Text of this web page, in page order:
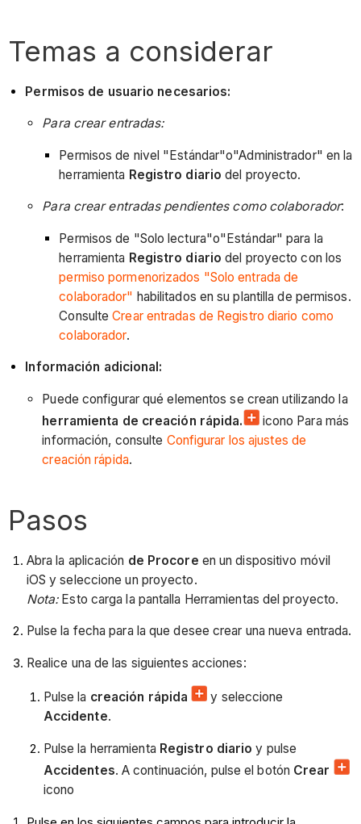
Temas a considerar
Permisos de usuario necesarios:
Para crear entradas:
Permisos de nivel "Estándar"o"Administrador" en la
herramienta Registro diario del proyecto.
Para crear entradas pendientes como colaborador:
Permisos de "Solo lectura"o"Estándar" para la
herramienta Registro diario del proyecto con los
permiso pormenorizados "Solo entrada de
colaborador" habilitados en su plantilla de permisos.
ConsulteCrear entradas de Registro diario como
colaborador.
Información adicional:
Puede configurar qué elementos se crean utilizando la
herramienta de creación rápida.
icono Para más
información, consulte Configurar los ajustes de
creación rápida.
Pasos
Abra la aplicación de Procore en un dispositivo móvil
iOS y seleccione un proyecto.
Nota:Esto carga la pantalla Herramientas del proyecto.
Pulse la fecha para la que desee crear una nueva entrada.
Realice una de las siguientes acciones:
Pulse la creación rápida
y seleccione
Accidente.
Pulse la herramienta Registro diario y pulse
Accidentes. A continuación, pulse el botón Crear
icono